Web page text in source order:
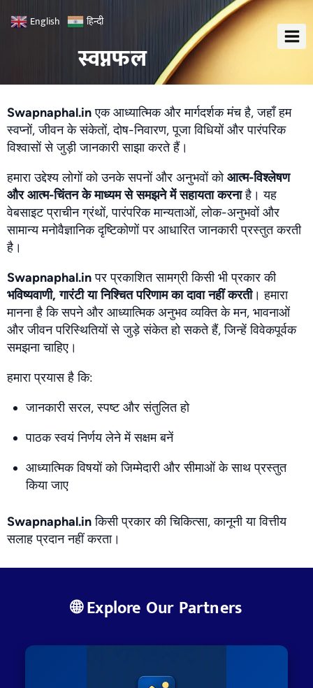
स्वप्नफल
Swapnaphal.inएक आध्यात्मिक और मार्गदर्शक मंच है, जहाँ हम
स्वप्नों, जीवन के संकेतों, दोष-निवारण, पूजा विधियों और पारंपरिक
विश्वासों से जुड़ी जानकारी साझा करते हैं।
हमारा उद्देश्य लोगों को उनके सपनों और अनुभवों कोआत्म-विश्लेषण
और आत्म-चिंतन के माध्यम से समझने में सहायता करनाहै। यह
वेबसाइट प्राचीन ग्रंथों, पारंपरिक मान्यताओं, लोक-अनुभवों और
सामान्य मनोवैज्ञानिक दृष्टिकोणों पर आधारित जानकारी प्रस्तुत करती
है।
Swapnaphal.inपर प्रकाशित सामग्री किसी भी प्रकार की
भविष्यवाणी, गारंटी या निश्चित परिणाम का दावा नहीं करती। हमारा
मानना है कि सपने और आध्यात्मिक अनुभव व्यक्ति के मन, भावनाओं
और जीवन परिस्थितियों से जुड़े संकेत हो सकते हैं, जिन्हें विवेकपूर्वक
समझना चाहिए।
हमारा प्रयास है कि:
जानकारी सरल, स्पष्ट और संतुलित हो
पाठक स्वयं निर्णय लेने में सक्षम बनें
आध्यात्मिक विषयों को जिम्मेदारी और सीमाओं के साथ प्रस्तुत
किया जाए
Swapnaphal.inकिसी प्रकार की चिकित्सा, कानूनी या वित्तीय
सलाह प्रदान नहीं करता।
🌐 Explore Our Partners
English हिन्दी